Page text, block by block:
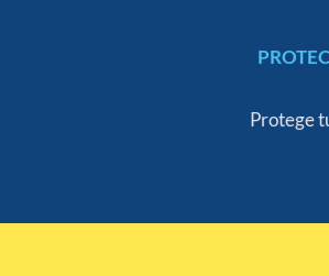
Protege